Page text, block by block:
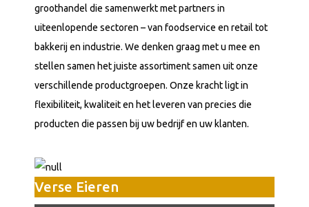
groothandel die samenwerkt met partners in
uiteenlopende sectoren – van foodservice en retail tot
bakkerij en industrie. We denken graag met u mee en
stellen samen het juiste assortiment samen uit onze
verschillende productgroepen. Onze kracht ligt in
flexibiliteit, kwaliteit en het leveren van precies die
producten die passen bij uw bedrijf en uw klanten.
Verse Eieren